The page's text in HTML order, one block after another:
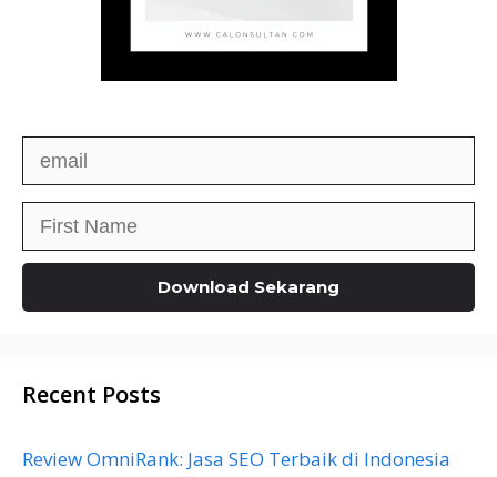
Recent Posts
Review OmniRank: Jasa SEO Terbaik di Indonesia